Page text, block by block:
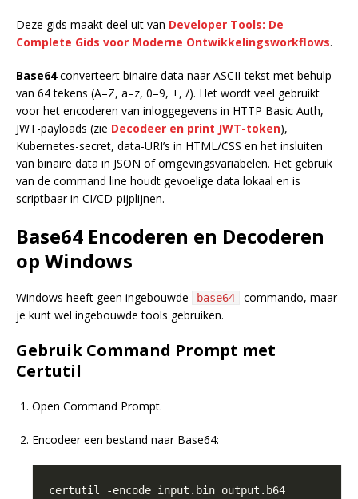
Deze gids maakt deel uit van Developer Tools: De
Complete Gids voor Moderne Ontwikkelingsworkflows.
Base64converteert binaire data naar ASCII-tekst met behulp
van 64 tekens (A–Z, a–z, 0–9, +, /). Het wordt veel gebruikt
voor het encoderen van inloggegevens in HTTP Basic Auth,
JWT-payloads (zie Decodeer en print JWT-token),
Kubernetes-secret, data-URI’s in HTML/CSS en het insluiten
van binaire data in JSON of omgevingsvariabelen. Het gebruik
van de command line houdt gevoelige data lokaal en is
scriptbaar in CI/CD-pijplijnen.
Base64 Encoderen en Decoderen
op Windows
Windows heeft geen ingebouwde base64 -commando, maar
je kunt wel ingebouwde tools gebruiken.
Gebruik Command Prompt met
Certutil
Open Command Prompt.
Encodeer een bestand naar Base64: